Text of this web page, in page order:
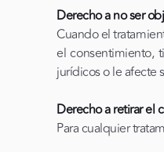
Derecho a no ser
Cuando el
el consentimiento,
jurídicos o le afecte
Derecho a retirar el
Para cualquier